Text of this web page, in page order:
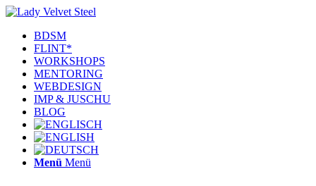
BDSM
FLINT*
WORKSHOPS
MENTORING
WEBDESIGN
IMP & JUSCHU
BLOG
Menü Menü